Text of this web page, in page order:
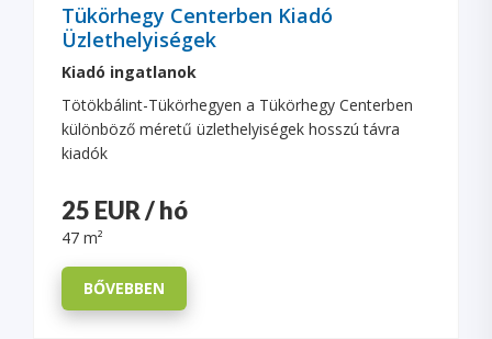
Tükörhegy Centerben Kiadó
Üzlethelyiségek
Kiadó ingatlanok
Tötökbálint-Tükörhegyen a Tükörhegy Centerben
különböző méretű üzlethelyiségek hosszú távra
kiadók
25 EUR / hó
47 m²
BŐVEBBEN